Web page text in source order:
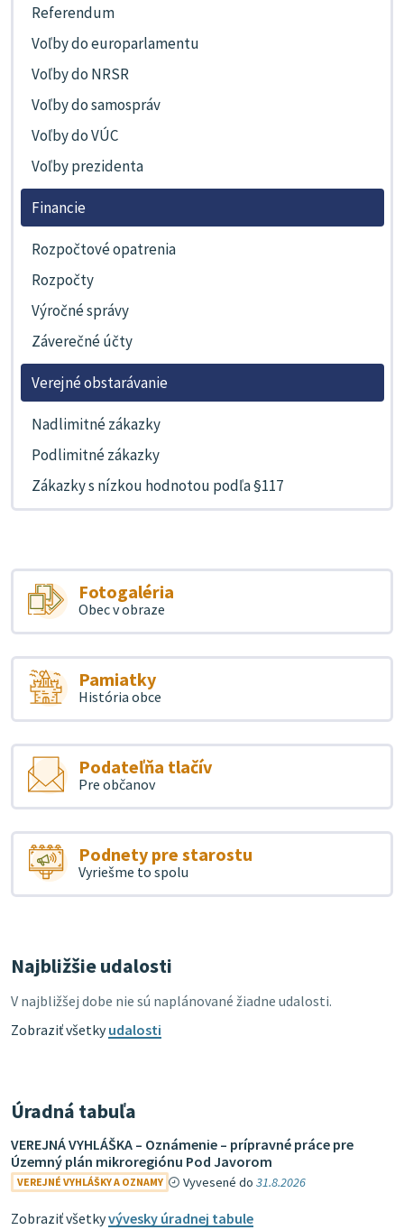
Referendum
Voľby do europarlamentu
Voľby do NRSR
Voľby do samospráv
Voľby do VÚC
Voľby prezidenta
Financie
Rozpočtové opatrenia
Rozpočty
Výročné správy
Záverečné účty
Verejné obstarávanie
Nadlimitné zákazky
Podlimitné zákazky
Zákazky s nízkou hodnotou podľa §117
Fotogaléria
Obec v obraze
Pamiatky
História obce
Podateľňa tlačív
Pre občanov
Podnety pre starostu
Vyriešme to spolu
Najbližšie udalosti
V najbližšej dobe nie sú naplánované žiadne udalosti.
Zobraziť všetkyudalosti
Úradná tabuľa
VEREJNÁ VYHLÁŠKA – Oznámenie – prípravné práce pre
Územný plán mikroregiónu Pod Javorom
VEREJNÉ VYHLÁŠKY A OZNAMY Vyvesené do31.8.2026
Zobraziť všetkyvývesky úradnej tabule